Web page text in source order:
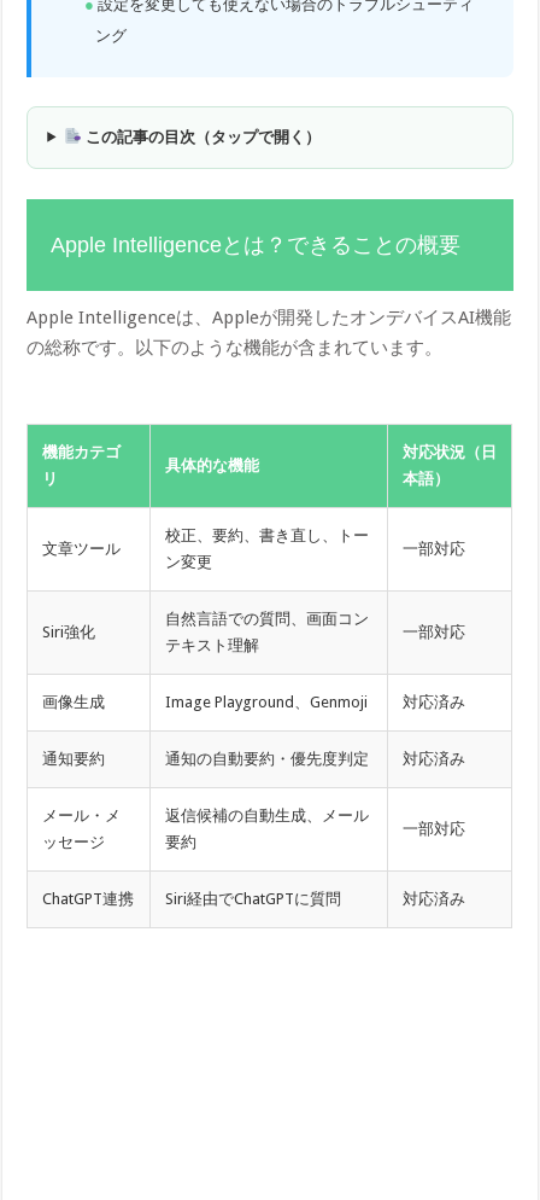
設定を変更しても使えない場合のトラブルシューティ
ング
この記事の目次（タップで開く）
Apple Intelligenceとは？できることの概要
Apple Intelligenceは、Appleが開発したオンデバイスAI機能
の総称です。以下のような機能が含まれています。
機能カテゴ
リ
具体的な機能
対応状況（日
本語）
文章ツール
校正、要約、書き直し、トー
ン変更
一部対応
Siri強化
自然言語での質問、画面コン
テキスト理解
一部対応
画像生成 Image Playground、Genmoji 対応済み
通知要約 通知の自動要約・優先度判定 対応済み
メール・メ
ッセージ
返信候補の自動生成、メール
要約
一部対応
ChatGPT連携 Siri経由でChatGPTに質問 対応済み